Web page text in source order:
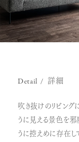
Detail 詳細
吹き抜けのリビング
うに見える景色を
うに控えめに存在